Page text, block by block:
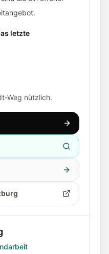
letzte
Weg nützlich.